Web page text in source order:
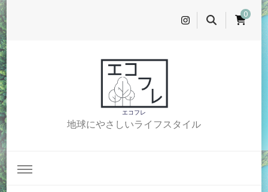
0
エコフレ
地球にやさしいライフスタイル